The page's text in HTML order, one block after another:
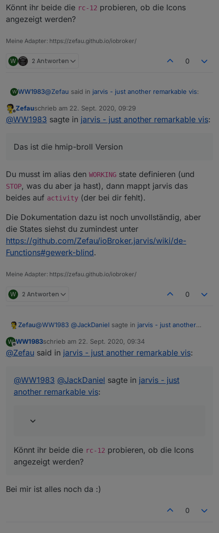
Könnt ihr beide die rc-12 probieren, ob die Icons
angezeigt werden?
Meine Adapter: https://zefau.github.io/iobroker/
W 2 Antworten 0
W WW1983@Zefau said in jarvis - just another remarkable vis:
hmip-broll
Das ist die hmip-broll Version
Offline
Zefauschrieb am 22. Sept. 2020, 09:29
zuletzt editiert von
@WW1983 sagte in jarvis - just another remarkable vis:
Das ist die hmip-broll Version
Du musst im alias den WORKING state definieren (und
STOP, was du aber ja hast), dann mappt jarvis das
beides auf activity (der bei dir fehlt).
Die Dokumentation dazu ist noch unvollständig, aber
die States siehst du zumindest unter
https://github.com/Zefau/ioBroker.jarvis/wiki/de-
Functions#gewerk-blind.
Meine Adapter: https://zefau.github.io/iobroker/
W 2 Antworten 0
Zefau@WW1983 @JackDaniel sagte in jarvis - just another
hab jetzt auch mal auf rc11 aktualisiert, jetzt sind bei
angezeigt werden?
W
Offline
WW1983schrieb am 22. Sept. 2020, 09:34
zuletzt editiert von
@Zefau said in jarvis - just another remarkable vis:
@WW1983 @JackDaniel sagte in jarvis - just
another remarkable vis:
Könnt ihr beide die rc-12 probieren, ob die Icons
angezeigt werden?
Bei mir ist alles noch da :)
0